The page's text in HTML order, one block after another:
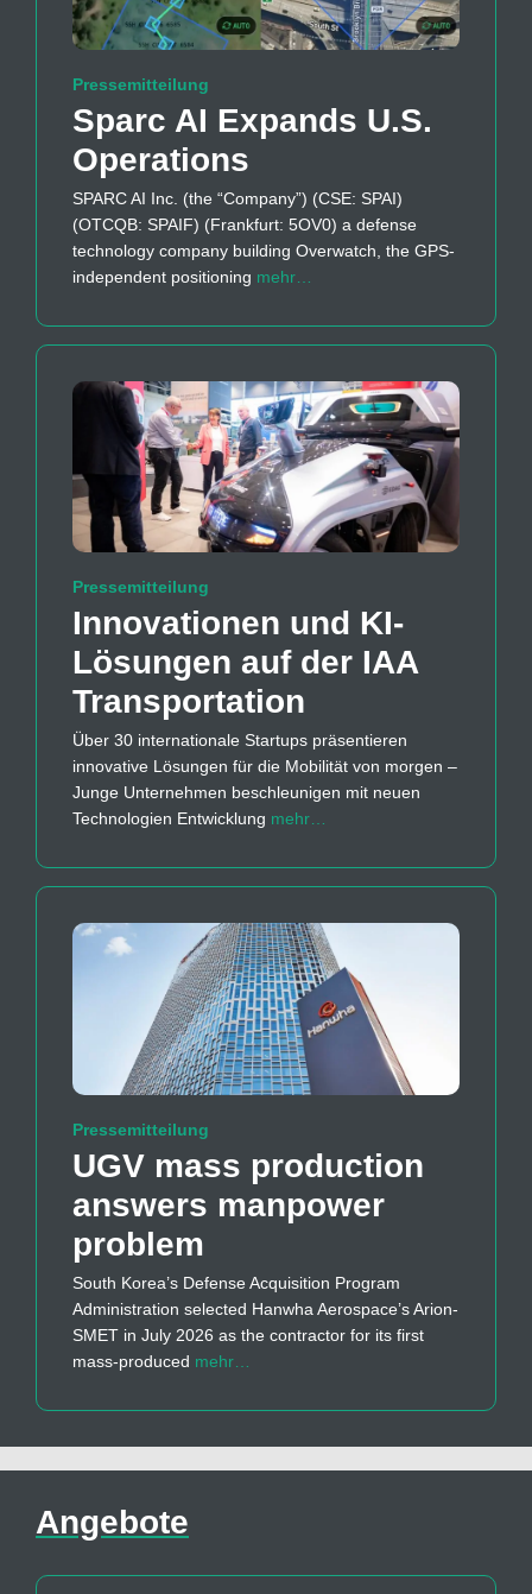
Pressemitteilung
Sparc AI Expands U.S.
Operations
SPARC AI Inc. (the “Company”) (CSE: SPAI)
(OTCQB: SPAIF) (Frankfurt: 5OV0) a defense
technology company building Overwatch, the GPS-
independent positioning mehr…
Pressemitteilung
Innovationen und KI-
Lösungen auf der IAA
Transportation
Über 30 internationale Startups präsentieren
innovative Lösungen für die Mobilität von morgen –
Junge Unternehmen beschleunigen mit neuen
Technologien Entwicklung mehr…
Pressemitteilung
UGV mass production
answers manpower
problem
South Korea’s Defense Acquisition Program
Administration selected Hanwha Aerospace’s Arion-
SMET in July 2026 as the contractor for its first
mass-produced mehr…
Angebote